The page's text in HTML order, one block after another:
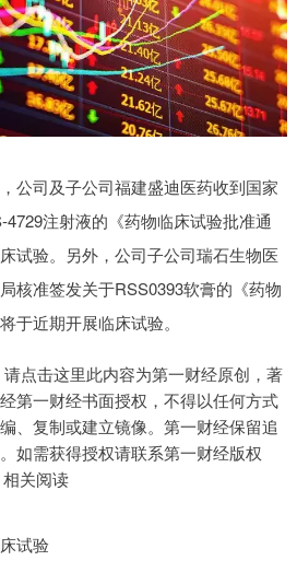
公司及子公司福建盛迪医药收到国家
注射液的《药物临床试验批准通
试验。另外，公司子公司瑞石生物医
核准签发关于RSS0393软膏的《药物
于近期开展临床试验。
点击这里此内容为第一财经原创，著
第一财经书面授权，不得以任何方式
、复制或建立镜像。第一财经保留追
如需获得授权请联系第一财经版权
关阅读
试验